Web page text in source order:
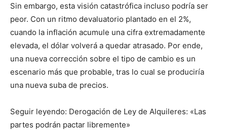
Sin embargo, esta visión catastrófica incluso podría ser
peor. Con un ritmo devaluatorio plantado en el 2%,
cuando la inflación acumule una cifra extremadamente
elevada, el dólar volverá a quedar atrasado. Por ende,
una nueva corrección sobre el tipo de cambio es un
escenario más que probable, tras lo cual se produciría
una nueva suba de precios.
Seguir leyendo: Derogación de Ley de Alquileres: «Las
partes podrán pactar libremente»